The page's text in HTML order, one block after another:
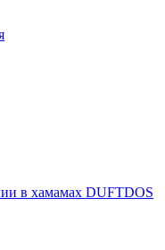
в хамамах DUFTDOS